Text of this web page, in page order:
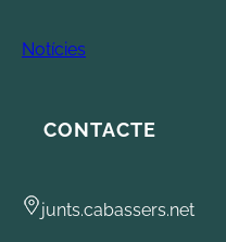
Notícies
CONTACTE
junts.cabassers.net